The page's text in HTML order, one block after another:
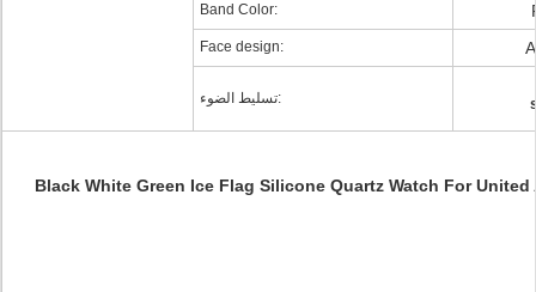
Band Color:
Face design:
تسليط الضوء:
Black White Green Ice Flag Silicone Quartz Watch For